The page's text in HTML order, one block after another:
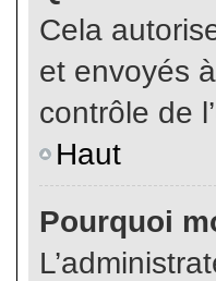
Cela
et envoyés
contrôle de
Haut
Pourquoi